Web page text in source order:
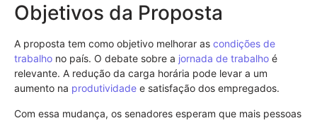
Objetivos da Proposta
A proposta tem como objetivo melhorar as condições de
trabalho no país. O debate sobre a jornada de trabalho é
relevante. A redução da carga horária pode levar a um
aumento na produtividade e satisfação dos empregados.
Com essa mudança, os senadores esperam que mais pessoas